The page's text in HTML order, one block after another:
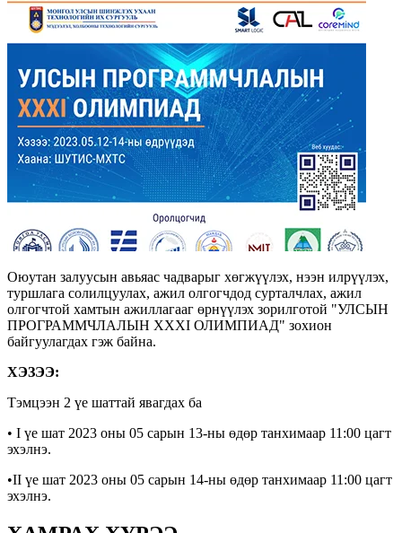
Оюутан залуусын авьяас чадварыг хөгжүүлэх, нээн илрүүлэх,
туршлага солилцуулах, ажил олгогчдод сурталчлах, ажил
олгогчтой хамтын ажиллагааг өрнүүлэх зорилготой "УЛСЫН
ПРОГРАММЧЛАЛЫН XXXI ОЛИМПИАД" зохион
байгуулагдах гэж байна.
ХЭЗЭЭ:
Тэмцээн 2 үе шаттай явагдах ба
• I үе шат 2023 оны 05 сарын 13-ны өдөр танхимаар 11:00 цагт
эхэлнэ.
•II үе шат 2023 оны 05 сарын 14-ны өдөр танхимаар 11:00 цагт
эхэлнэ.